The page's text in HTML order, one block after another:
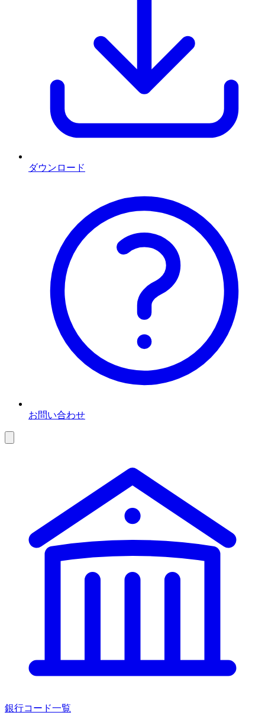
ダウンロード
お問い合わせ
銀行コード一覧